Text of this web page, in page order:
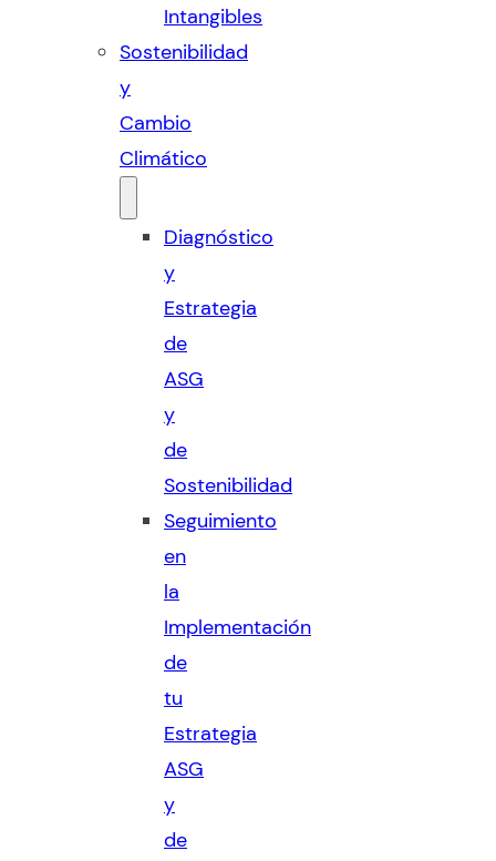
Intangibles
Sostenibilidad
y
Cambio
Climático
Diagnóstico
y
Estrategia
de
ASG
y
de
Sostenibilidad
Seguimiento
en
la
Implementación
de
tu
Estrategia
ASG
y
de